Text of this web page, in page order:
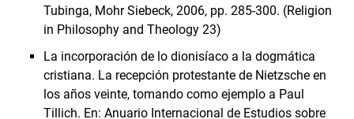
Tubinga, Mohr Siebeck, 2006, pp. 285-300. (Religion
in Philosophy and Theology 23)
La incorporación de lo dionisíaco a la dogmática
cristiana. La recepción protestante de Nietzsche en
los años veinte, tomando como ejemplo a Paul
Tillich. En: Anuario Internacional de Estudios sobre